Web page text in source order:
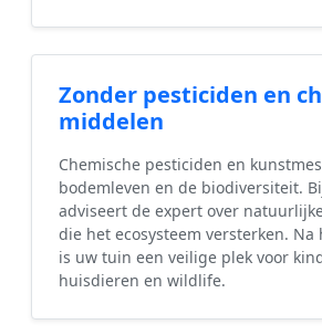
Zonder pesticiden en
middelen
Chemische pesticiden en
bodemleven en de biodiversiteit.
adviseert de expert over
die het ecosysteem versterken.
is uw tuin een veilige plek voor
huisdieren en wildlife.